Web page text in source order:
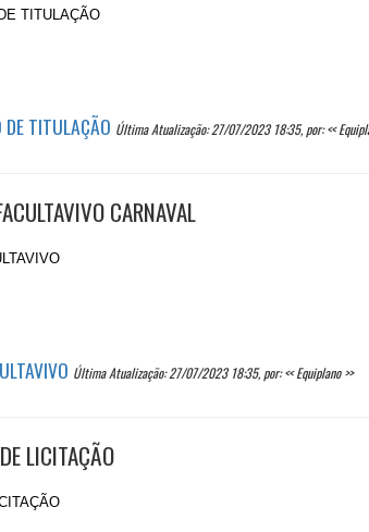
TITULAÇÃO
TITULAÇÃO Última Atualização: 27/07/2023 18:35, por: <<
CARNAVAL
Última Atualização: 27/07/2023 18:35, por: << Equiplano >>
LICITAÇÃO